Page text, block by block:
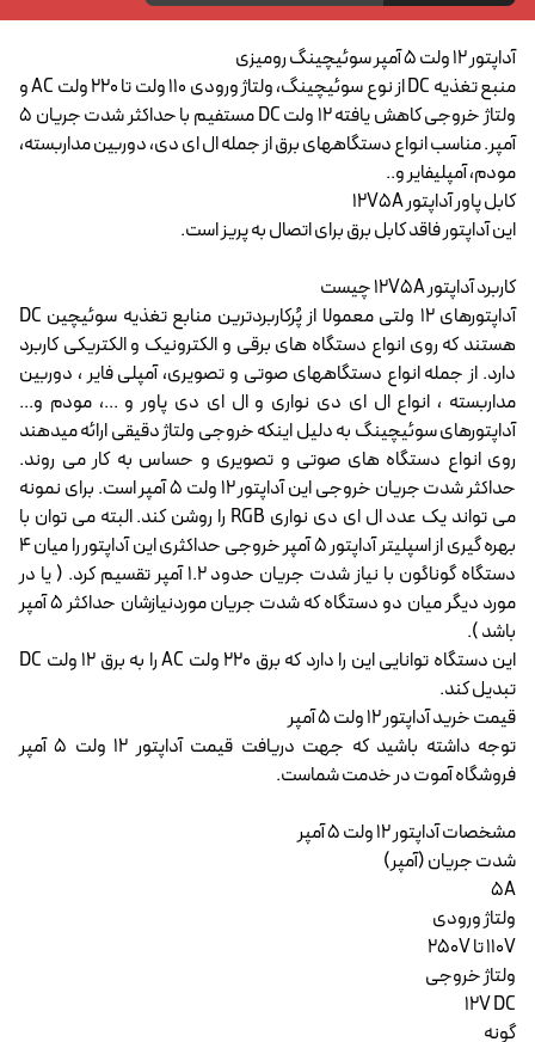
آداپتور 12 ولت 5 آمپر سوئیچینگ رومیزی
منبع تغذیه DC از نوع سوئیچینگ، ولتاژ ورودی 110 ولت تا 220 ولت AC و
ولتاژ خروجی کاهش یافته 12 ولت DC مستفیم با حداکثر شدت جریان 5
آمپر. مناسب انواع دستگاههای برق از جمله ال ای دی، دوربین مداربسته،
مودم، آمپلیفایر و..
کابل پاور آداپتور 12V5A
این آداپتور فاقد کابل برق برای اتصال به پریز است.
کاربرد آداپتور 12V5A چیست
آداپتورهای 12 ولتی معمولا از پُرکاربردترین منابع تغذیه سوئیچین DC
هستند که روی انواع دستگاه های برقی و الکترونیک و الکتریکی کاربرد
دارد. از جمله انواع دستگاههای صوتی و تصویری، آمپلی فایر ، دوربین
مداربسته ، انواع ال ای دی نواری و ال ای دی پاور و ...، مودم و...
آداپتورهای سوئیچینگ به دلیل اینکه خروجی ولتاژ دقیقی ارائه میدهند
روی انواع دستگاه های صوتی و تصویری و حساس به کار می روند.
حداکثر شدت جریان خروجی این آداپتور 12 ولت 5 آمپر است. برای نمونه
می تواند یک عدد ال ای دی نواری RGB را روشن کند. البته می توان با
بهره گیری از اسپلیتر آداپتور 5 آمپر خروجی حداکثری این آداپتور را میان 4
دستگاه گوناگون با نیاز شدت جریان حدود 1.2 آمپر تقسیم کرد. ( یا در
مورد دیگر میان دو دستگاه که شدت جریان موردنیازشان حداکثر 5 آمپر
باشد ).
این دستگاه توانایی این را دارد که برق 220 ولت AC را به برق 12 ولت DC
تبدیل کند.
قیمت خرید آداپتور 12 ولت 5 آمپر
توجه داشته باشید که جهت دریافت قیمت آداپتور 12 ولت 5 آمپر
فروشگاه آموت در خدمت شماست.
مشخصات آداپتور 12 ولت 5 آمپر
شدت جریان (آمپر)
5A
ولتاژ ورودی
110V تا 250V
ولتاژ خروجی
12V DC
گونه